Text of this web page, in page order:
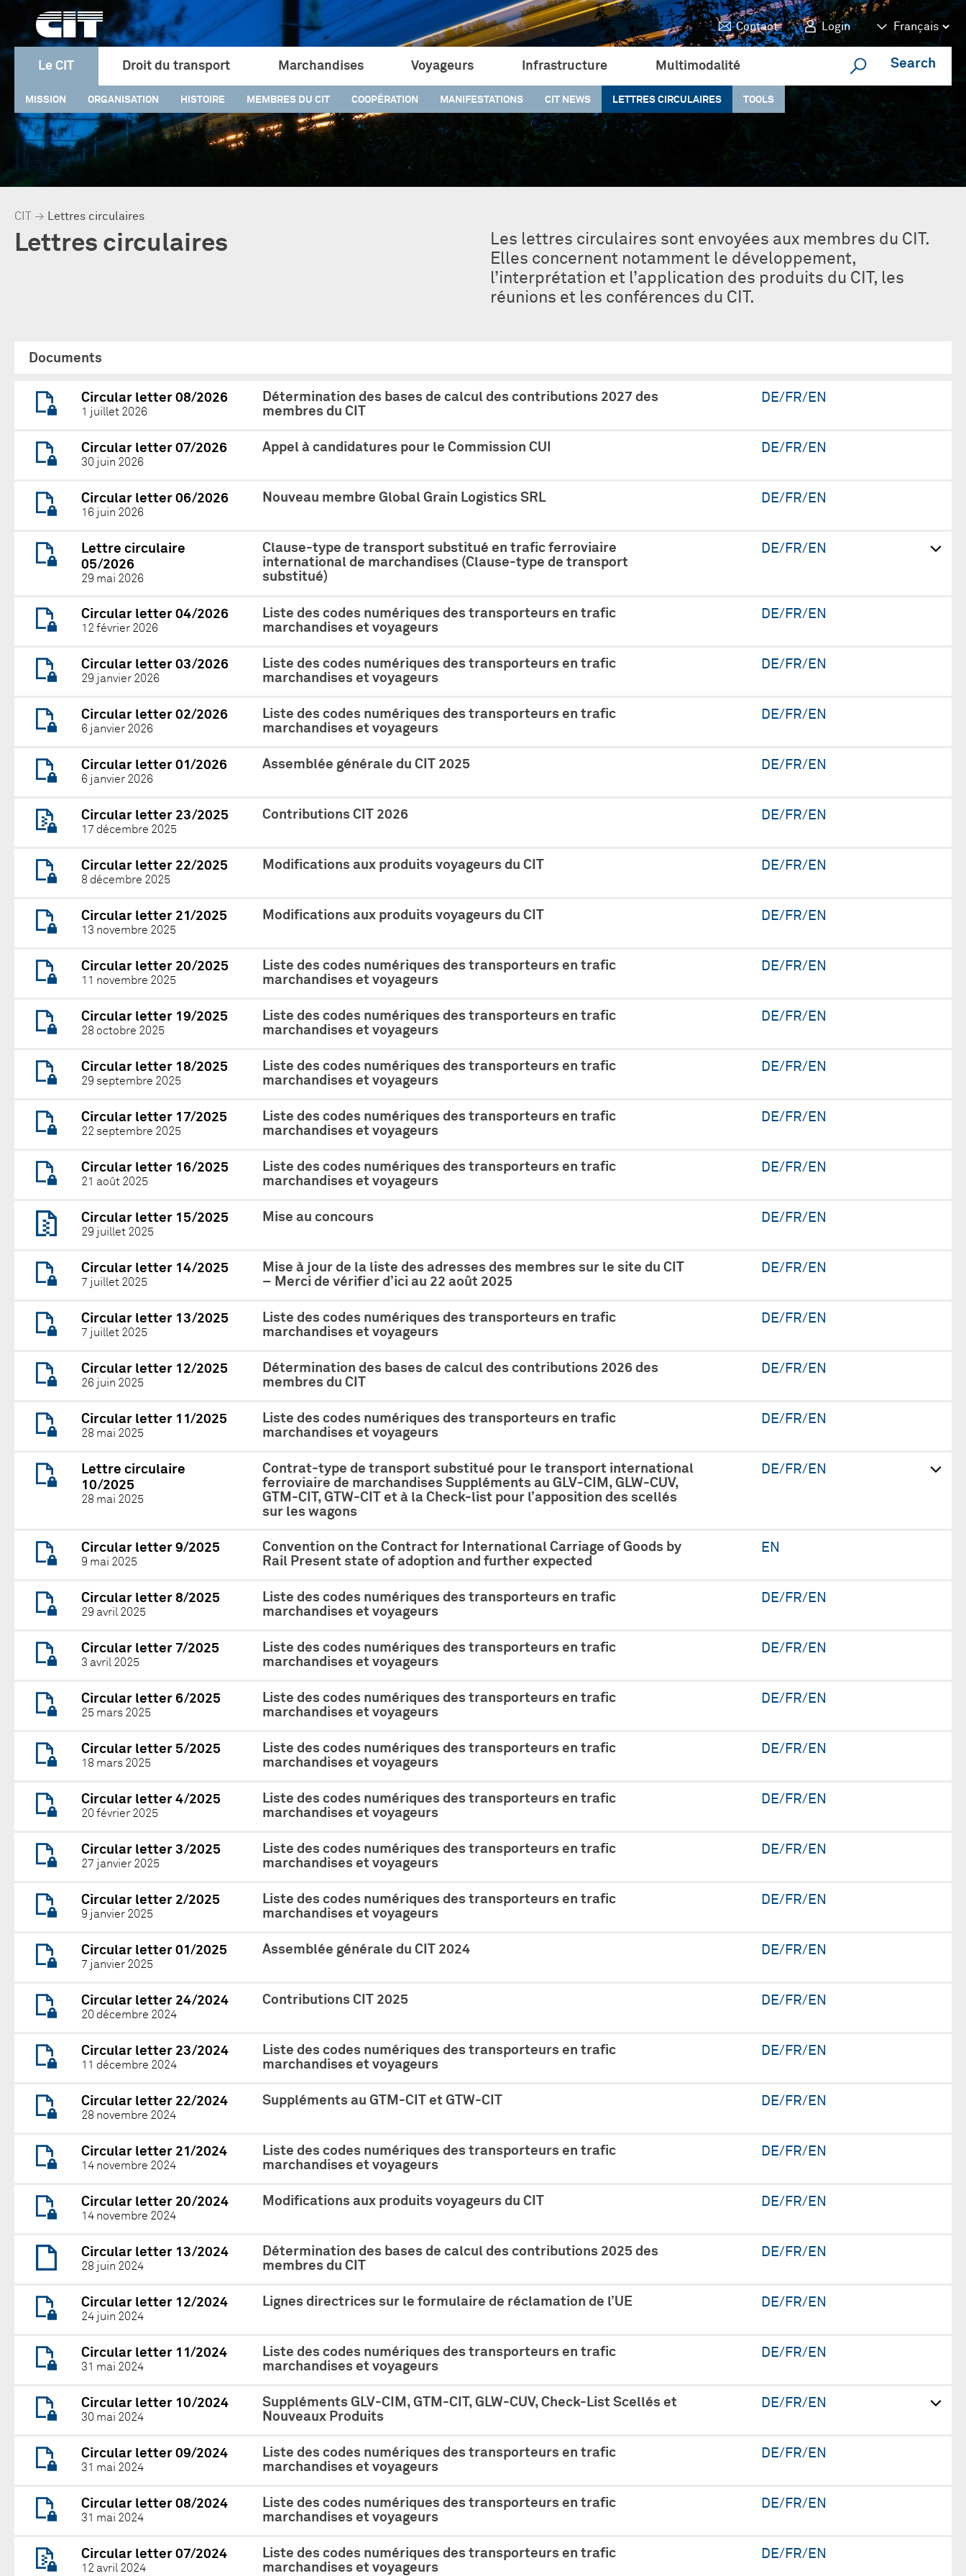
Contact Login
Le CIT
MISSION ORGANISATION HISTOIRE MEMBRES DU CIT COOPÉRATION MANIFESTATIONS CIT NEWS LETTRES CIRCULAIRES TOOLS
Droit du transport Marchandises Voyageurs Infrastructure Multimodalité Search
CIT → Lettres circulaires
Lettres circulaires
Les lettres circulaires sont envoyées aux membres du CIT.
Elles concernent notamment le développement,
l’interprétation et l’application des produits du CIT, les
réunions et les conférences du CIT.
Documents
Circular letter 08/2026
1 juillet 2026
Détermination des bases de calcul des contributions 2027 des
membres du CIT
DE/FR/EN
Circular letter 07/2026
30 juin 2026
Appel à candidatures pour le Commission CUI DE/FR/EN
Circular letter 06/2026
16 juin 2026
Nouveau membre Global Grain Logistics SRL DE/FR/EN
Lettre circulaire
05/2026
29 mai 2026
Clause-type de transport substitué en trafic ferroviaire
international de marchandises (Clause-type de transport
substitué)
DE/FR/EN
Circular letter 04/2026
12 février 2026
Liste des codes numériques des transporteurs en trafic
marchandises et voyageurs
DE/FR/EN
Circular letter 03/2026
29 janvier 2026
Liste des codes numériques des transporteurs en trafic
marchandises et voyageurs
DE/FR/EN
Circular letter 02/2026
6 janvier 2026
Liste des codes numériques des transporteurs en trafic
marchandises et voyageurs
DE/FR/EN
Circular letter 01/2026
6 janvier 2026
Assemblée générale du CIT 2025 DE/FR/EN
Circular letter 23/2025
17 décembre 2025
Contributions CIT 2026 DE/FR/EN
Circular letter 22/2025
8 décembre 2025
Modifications aux produits voyageurs du CIT DE/FR/EN
Circular letter 21/2025
13 novembre 2025
Modifications aux produits voyageurs du CIT DE/FR/EN
Circular letter 20/2025
11 novembre 2025
Liste des codes numériques des transporteurs en trafic
marchandises et voyageurs
DE/FR/EN
Circular letter 19/2025
28 octobre 2025
Liste des codes numériques des transporteurs en trafic
marchandises et voyageurs
DE/FR/EN
Circular letter 18/2025
29 septembre 2025
Liste des codes numériques des transporteurs en trafic
marchandises et voyageurs
DE/FR/EN
Circular letter 17/2025
22 septembre 2025
Liste des codes numériques des transporteurs en trafic
marchandises et voyageurs
DE/FR/EN
Circular letter 16/2025
21 août 2025
Liste des codes numériques des transporteurs en trafic
marchandises et voyageurs
DE/FR/EN
Circular letter 15/2025
29 juillet 2025
Mise au concours DE/FR/EN
Circular letter 14/2025
7 juillet 2025
Mise à jour de la liste des adresses des membres sur le site du CIT
– Merci de vérifier d’ici au 22 août 2025
DE/FR/EN
Circular letter 13/2025
7 juillet 2025
Liste des codes numériques des transporteurs en trafic
marchandises et voyageurs
DE/FR/EN
Circular letter 12/2025
26 juin 2025
Détermination des bases de calcul des contributions 2026 des
membres du CIT
DE/FR/EN
Circular letter 11/2025
28 mai 2025
Liste des codes numériques des transporteurs en trafic
marchandises et voyageurs
DE/FR/EN
Lettre circulaire
10/2025
28 mai 2025
Contrat-type de transport substitué pour le transport international
ferroviaire de marchandises Suppléments au GLV-CIM, GLW-CUV,
GTM-CIT, GTW-CIT et à la Check-list pour l’apposition des scellés
sur les wagons
DE/FR/EN
Circular letter 9/2025
9 mai 2025
Convention on the Contract for International Carriage of Goods by
Rail Present state of adoption and further expected
EN
Circular letter 8/2025
29 avril 2025
Liste des codes numériques des transporteurs en trafic
marchandises et voyageurs
DE/FR/EN
Circular letter 7/2025
3 avril 2025
Liste des codes numériques des transporteurs en trafic
marchandises et voyageurs
DE/FR/EN
Circular letter 6/2025
25 mars 2025
Liste des codes numériques des transporteurs en trafic
marchandises et voyageurs
DE/FR/EN
Circular letter 5/2025
18 mars 2025
Liste des codes numériques des transporteurs en trafic
marchandises et voyageurs
DE/FR/EN
Circular letter 4/2025
20 février 2025
Liste des codes numériques des transporteurs en trafic
marchandises et voyageurs
DE/FR/EN
Circular letter 3/2025
27 janvier 2025
Liste des codes numériques des transporteurs en trafic
marchandises et voyageurs
DE/FR/EN
Circular letter 2/2025
9 janvier 2025
Liste des codes numériques des transporteurs en trafic
marchandises et voyageurs
DE/FR/EN
Circular letter 01/2025
7 janvier 2025
Assemblée générale du CIT 2024 DE/FR/EN
Circular letter 24/2024
20 décembre 2024
Contributions CIT 2025 DE/FR/EN
Circular letter 23/2024
11 décembre 2024
Liste des codes numériques des transporteurs en trafic
marchandises et voyageurs
DE/FR/EN
Circular letter 22/2024
28 novembre 2024
Suppléments au GTM-CIT et GTW-CIT DE/FR/EN
Circular letter 21/2024
14 novembre 2024
Liste des codes numériques des transporteurs en trafic
marchandises et voyageurs
DE/FR/EN
Circular letter 20/2024
14 novembre 2024
Modifications aux produits voyageurs du CIT DE/FR/EN
Circular letter 13/2024
28 juin 2024
Détermination des bases de calcul des contributions 2025 des
membres du CIT
DE/FR/EN
Circular letter 12/2024
24 juin 2024
Lignes directrices sur le formulaire de réclamation de l’UE DE/FR/EN
Circular letter 11/2024
31 mai 2024
Liste des codes numériques des transporteurs en trafic
marchandises et voyageurs
DE/FR/EN
Circular letter 10/2024
30 mai 2024
Suppléments GLV-CIM, GTM-CIT, GLW-CUV, Check-List Scellés et
Nouveaux Produits
DE/FR/EN
Circular letter 09/2024
31 mai 2024
Liste des codes numériques des transporteurs en trafic
marchandises et voyageurs
DE/FR/EN
Circular letter 08/2024
31 mai 2024
Liste des codes numériques des transporteurs en trafic
marchandises et voyageurs
DE/FR/EN
Circular letter 07/2024
12 avril 2024
Liste des codes numériques des transporteurs en trafic
marchandises et voyageurs
DE/FR/EN